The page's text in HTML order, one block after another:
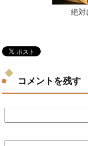
絶対
コメントを残す